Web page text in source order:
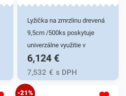
Lyžička na zmrzlinu drevená
9,5cm /500ks poskytuje
univerzálne využitie v
rôznych gastronomických
prevádzkach a
zmrzlinárňach. Drevená
lyžička je vyrobená z
6,124 €
7,532 € s DPH
-21%